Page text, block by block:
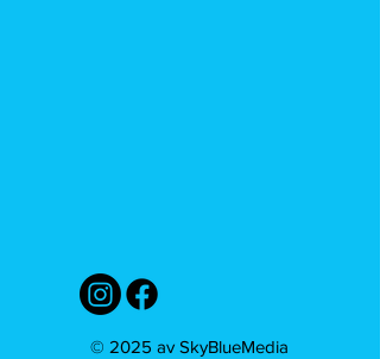
© 2025 av SkyBlueMedia